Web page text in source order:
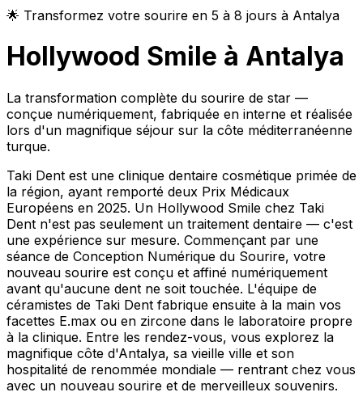
🌟 Transformez votre sourire en 5 à 8 jours à Antalya
Hollywood Smile à Antalya
La transformation complète du sourire de star —
conçue numériquement, fabriquée en interne et réalisée
lors d'un magnifique séjour sur la côte méditerranéenne
turque.
Taki Dent est une clinique dentaire cosmétique primée de
la région, ayant remporté deux Prix Médicaux
Européens en 2025. Un Hollywood Smile chez Taki
Dent n'est pas seulement un traitement dentaire — c'est
une expérience sur mesure. Commençant par une
séance de Conception Numérique du Sourire, votre
nouveau sourire est conçu et affiné numériquement
avant qu'aucune dent ne soit touchée. L'équipe de
céramistes de Taki Dent fabrique ensuite à la main vos
facettes E.max ou en zircone dans le laboratoire propre
à la clinique. Entre les rendez-vous, vous explorez la
magnifique côte d'Antalya, sa vieille ville et son
hospitalité de renommée mondiale — rentrant chez vous
avec un nouveau sourire et de merveilleux souvenirs.